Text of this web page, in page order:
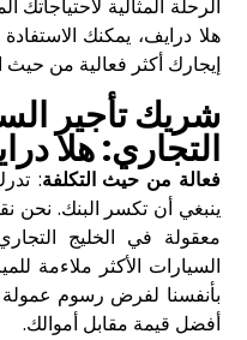
الرحلة المثالية لاحتياجاتك
هلا درايف، يمكنك
إيجارك أكثر فعالية من حيث
شريك تأجير
التجاري: هلا
فعالة من حيث التكلفة:
ينبغي أن تكسر البنك. نحن
معقولة في الخليج
السيارات الأكثر ملاءمة
بأنفسنا لفرض رسوم
أفضل قيمة مقابل أموالك.